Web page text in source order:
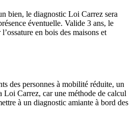
bien, le diagnostic Loi Carrez sera
éventuelle. Valide 3 ans, le
en bois des maisons et
des personnes à mobilité réduite, un
Loi Carrez, car une méthode de calcul
à un diagnostic amiante à bord des